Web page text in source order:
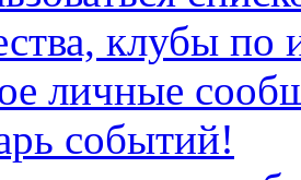
клубы по
личные
событий!